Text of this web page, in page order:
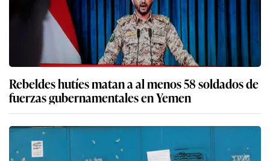
Rebeldes hutíes matan a al menos 58 soldados de
fuerzas gubernamentales en Yemen